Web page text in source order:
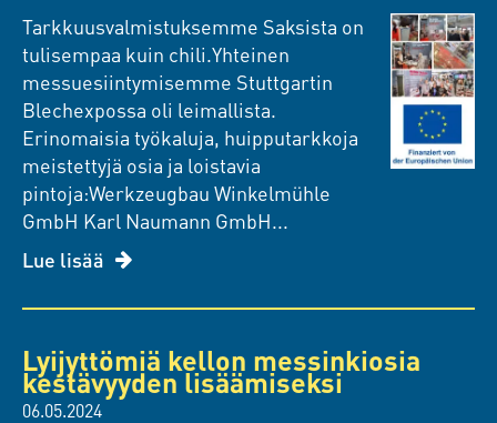
Tarkkuusvalmistuksemme Saksista on
tulisempaa kuin chili.Yhteinen
messuesiintymisemme Stuttgartin
Blechexpossa oli leimallista.
Erinomaisia työkaluja, huipputarkkoja
meistettyjä osia ja loistavia
pintoja:Werkzeugbau Winkelmühle
GmbH Karl Naumann GmbH...
Lue lisää
Lyijyttömiä kellon messinkiosia
kestävyyden lisäämiseksi
06.05.2024